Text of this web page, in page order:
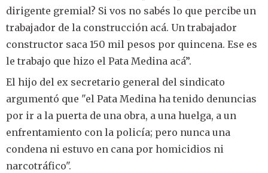
dirigente gremial? Si vos no sabés lo que percibe un
trabajador de la construcción acá. Un trabajador
constructor saca 150 mil pesos por quincena. Ese es
le trabajo que hizo el Pata Medina acá”.
El hijo del ex secretario general del sindicato
argumentó que "el Pata Medina ha tenido denuncias
por ir a la puerta de una obra, a una huelga, a un
enfrentamiento con la policía; pero nunca una
condena ni estuvo en cana por homicidios ni
narcotráfico".